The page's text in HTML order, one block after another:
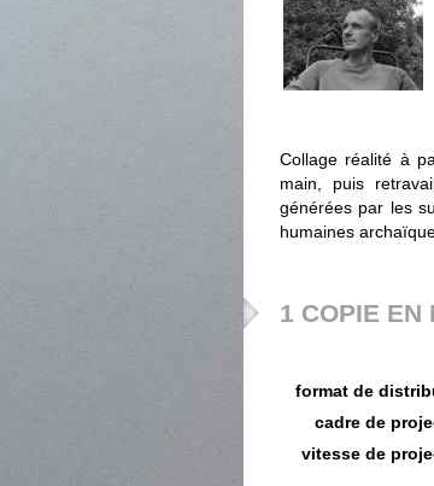
Collage réalité à
main, puis
générées par les
humaines
1 COPIE EN
format de
cadre de
vitesse de